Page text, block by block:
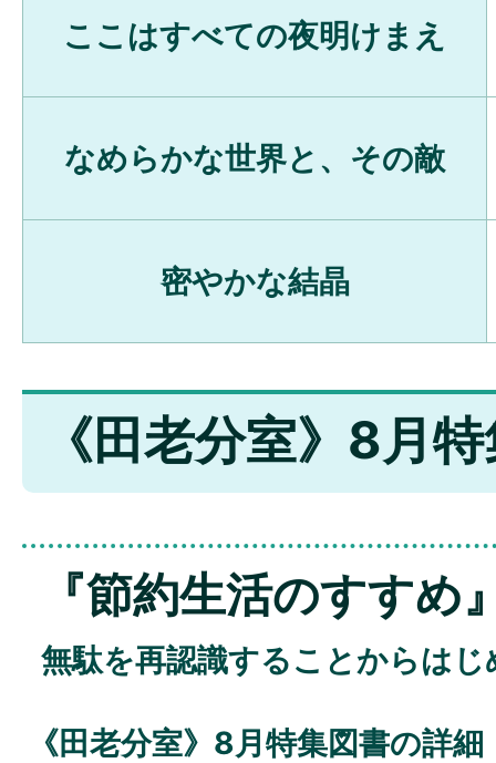
ここはすべての夜明けまえ
なめらかな世界と、その敵
密やかな結晶
《田老分室》8月
『節約生活のすすめ
無駄を再認識することからは
《田老分室》8月特集図書の詳細